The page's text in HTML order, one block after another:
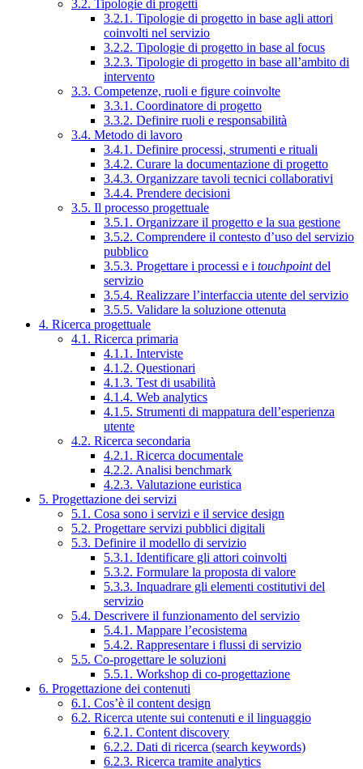
3.2. Tipologie di progetti
3.2.1. Tipologie di progetto in base agli attori
coinvolti nel servizio
3.2.2. Tipologie di progetto in base al focus
3.2.3. Tipologie di progetto in base all’ambito di
intervento
3.3. Competenze, ruoli e figure coinvolte
3.3.1. Coordinatore di progetto
3.3.2. Definire ruoli e responsabilità
3.4. Metodo di lavoro
3.4.1. Definire processi, strumenti e rituali
3.4.2. Curare la documentazione di progetto
3.4.3. Organizzare tavoli tecnici collaborativi
3.4.4. Prendere decisioni
3.5. Il processo progettuale
3.5.1. Organizzare il progetto e la sua gestione
3.5.2. Comprendere il contesto d’uso del servizio
pubblico
3.5.3. Progettare i processi e i touchpointdel
servizio
3.5.4. Realizzare l’interfaccia utente del servizio
3.5.5. Validare la soluzione ottenuta
4. Ricerca progettuale
4.1. Ricerca primaria
4.1.1. Interviste
4.1.2. Questionari
4.1.3. Test di usabilità
4.1.4. Web analytics
4.1.5. Strumenti di mappatura dell’esperienza
utente
4.2. Ricerca secondaria
4.2.1. Ricerca documentale
4.2.2. Analisi benchmark
4.2.3. Valutazione euristica
5. Progettazione dei servizi
5.1. Cosa sono i servizi e il service design
5.2. Progettare servizi pubblici digitali
5.3. Definire il modello di servizio
5.3.1. Identificare gli attori coinvolti
5.3.2. Formulare la proposta di valore
5.3.3. Inquadrare gli elementi costitutivi del
servizio
5.4. Descrivere il funzionamento del servizio
5.4.1. Mappare l’ecosistema
5.4.2. Rappresentare i flussi di servizio
5.5. Co-progettare le soluzioni
5.5.1. Workshop di co-progettazione
6. Progettazione dei contenuti
6.1. Cos’è il content design
6.2. Ricerca utente sui contenuti e il linguaggio
6.2.1. Content discovery
6.2.2. Dati di ricerca (search keywords)
6.2.3. Ricerca tramite analytics